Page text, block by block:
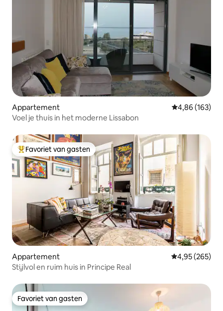
Appartement Gemiddelde
4,86 (163)
Voel je thuis in het moderne Lissabon
Topfavoriet van gasten
Favoriet van gasten
Appartement Gemiddelde
4,95 (265)
Stijlvol en ruim huis in Principe Real
Favoriet van gasten
Favoriet van gasten